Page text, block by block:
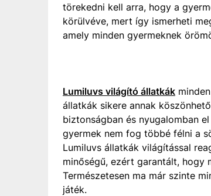
törekedni kell arra, hogy a
körülvéve, mert így ismerheti
amely minden gyermeknek
Lumiluvs világító állatkák
állatkák sikere annak
biztonságban és nyugalomban
gyermek nem fog többé félni a
Lumiluvs állatkák világítással
minőségű, ezért garantált, hogy
Természetesen ma már szinte
játék.